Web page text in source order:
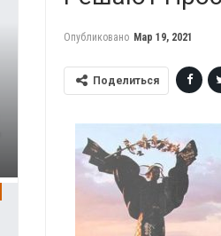
Опубликовано Мар 19, 2021
Поделиться